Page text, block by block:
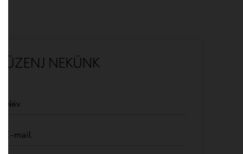
ÜZENJ NEKÜNK
Név
E-mail